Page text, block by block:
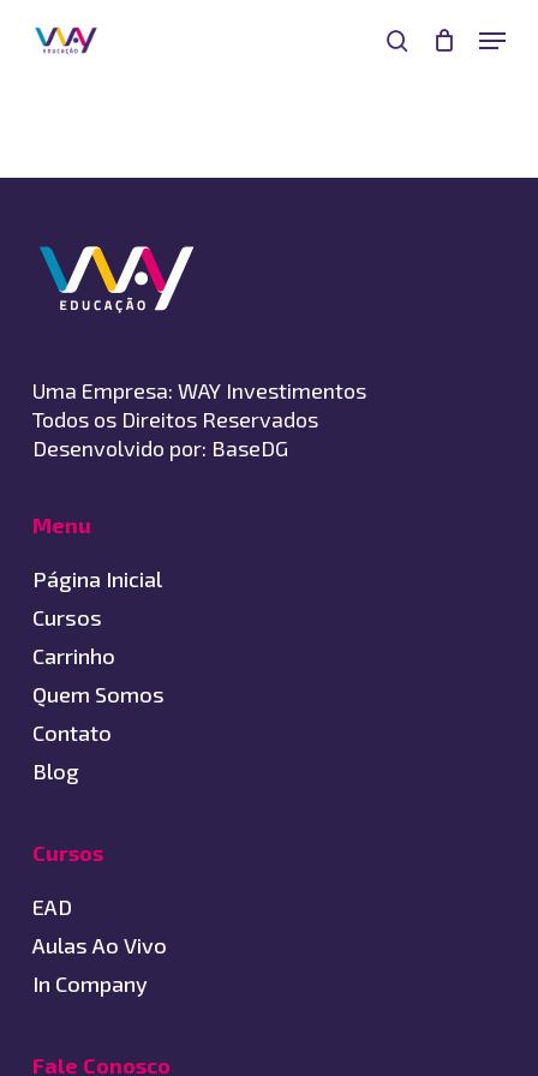
search
Menu
Uma Empresa: WAY Investimentos
Todos os Direitos Reservados
Desenvolvido por: BaseDG
Menu
Página Inicial
Cursos
Carrinho
Quem Somos
Contato
Blog
Cursos
EAD
Aulas Ao Vivo
In Company
Fale Conosco